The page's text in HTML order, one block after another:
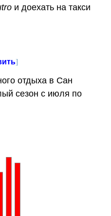
и доехать на такси
]
отдыха в Сан
сезон с июля по